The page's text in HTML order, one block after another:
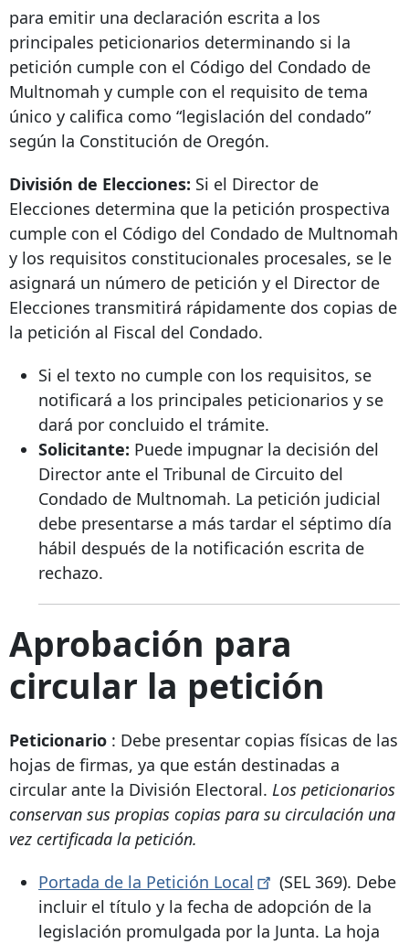
para emitir una declaración escrita a los
principales peticionarios determinando si la
petición cumple con el Código del Condado de
Multnomah y cumple con el requisito de tema
único y califica como “legislación del condado”
según la Constitución de Oregón.
División de Elecciones: Si el Director de
Elecciones determina que la petición prospectiva
cumple con el Código del Condado de Multnomah
y los requisitos constitucionales procesales, se le
asignará un número de petición y el Director de
Elecciones transmitirá rápidamente dos copias de
la petición al Fiscal del Condado.
Si el texto no cumple con los requisitos, se
notificará a los principales peticionarios y se
dará por concluido el trámite.
Solicitante: Puede impugnar la decisión del
Director ante el Tribunal de Circuito del
Condado de Multnomah. La petición judicial
debe presentarse a más tardar el séptimo día
hábil después de la notificación escrita de
rechazo.
Aprobación para
circular la petición
Peticionario : Debe presentar copias físicas de las
hojas de firmas, ya que están destinadas a
circular ante la División Electoral. Los peticionarios
conservan sus propias copias para su circulación una
vez certificada la petición.
Portada de la Petición Local
(SEL 369). Debe
incluir el título y la fecha de adopción de la
legislación promulgada por la Junta. La hoja